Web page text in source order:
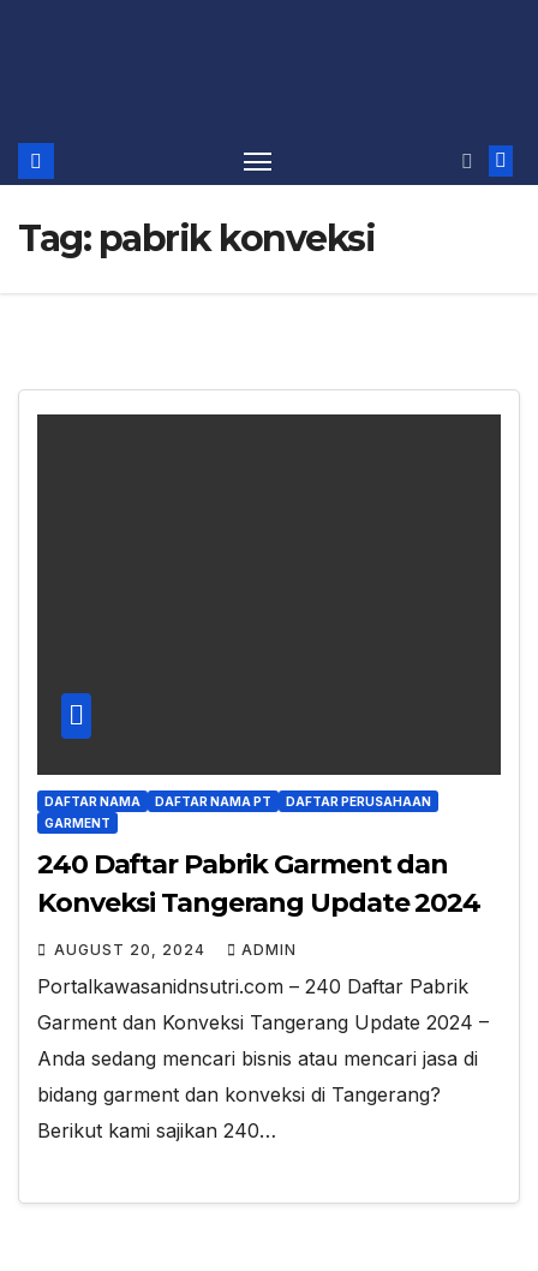
Tag: pabrik konveksi
DAFTAR NAMA DAFTAR NAMA PT
DAFTAR PERUSAHAAN
GARMENT
240 Daftar Pabrik Garment dan
Konveksi Tangerang Update 2024
AUGUST 20, 2024 ADMIN
Portalkawasanidnsutri.com – 240 Daftar Pabrik
Garment dan Konveksi Tangerang Update 2024 –
Anda sedang mencari bisnis atau mencari jasa di
bidang garment dan konveksi di Tangerang?
Berikut kami sajikan 240…